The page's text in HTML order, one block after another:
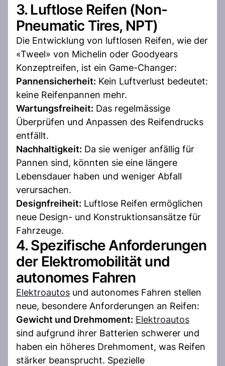
3. Luftlose Reifen (Non-
Pneumatic Tires, NPT)
Die Entwicklung von luftlosen Reifen, wie der
«Tweel» von Michelin oder Goodyears
Konzeptreifen, ist ein Game-Changer:
Pannensicherheit: Kein Luftverlust bedeutet:
keine Reifenpannen mehr.
Wartungsfreiheit: Das regelmässige
Überprüfen und Anpassen des Reifendrucks
entfällt.
Nachhaltigkeit: Da sie weniger anfällig für
Pannen sind, könnten sie eine längere
Lebensdauer haben und weniger Abfall
verursachen.
Designfreiheit: Luftlose Reifen ermöglichen
neue Design- und Konstruktionsansätze für
Fahrzeuge.
4. Spezifische Anforderungen
der Elektromobilität und
autonomes Fahren
Elektroautos und autonomes Fahren stellen
neue, besondere Anforderungen an Reifen:
Gewicht und Drehmoment: Elektroautos
sind aufgrund ihrer Batterien schwerer und
haben ein höheres Drehmoment, was Reifen
stärker beansprucht. Spezielle